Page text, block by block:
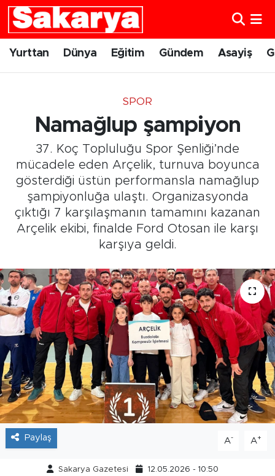
Yurttan Dünya Eğitim Gündem Asayiş
SPOR
Namağlup şampiyon
37. Koç Topluluğu Spor Şenliği’nde
mücadele eden Arçelik, turnuva boyunca
gösterdiği üstün performansla namağlup
şampiyonluğa ulaştı. Organizasyonda
çıktığı 7 karşılaşmanın tamamını kazanan
Arçelik ekibi, finalde Ford Otosan ile karşı
karşıya geldi.
Paylaş A- A+
Sakarya Gazetesi 12.05.2026 - 10:50
Yurttan
Eskişehirspor
Spor
Sağlık
Tarihçe
Resmi İlanlar
Söyleşi
Foto Şaka
Teknoloji
Eskişehir Nöbetçi Eczaneler
Süper Lig Puan Durumu ve Fikstür
Tüm Manşetler
Son Dakika Haberleri